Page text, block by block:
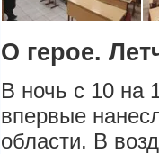
О герое.
В ночь с 10 на
впервые
области. В